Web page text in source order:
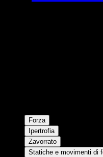
Forza
Ipertrofia
Zavorrato
Statiche e movimenti di